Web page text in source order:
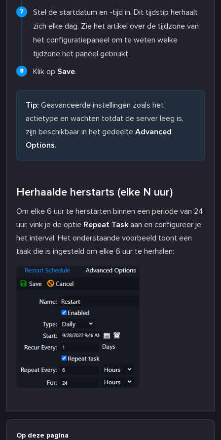
Stel de startdatum en -tijd in. Dit tijdstip herhaalt
zich elke dag. Zie het artikel over de tijdzone van
het configuratiepaneel om te weten welke
tijdzone het paneel gebruikt.
Klik op Save.
Tip: Geavanceerde instellingen zoals het
actietype en wachten totdat de server leeg is,
zijn beschikbaar in het gedeelte Advanced
Options.
Herhaalde herstarts (elke N uur)
Om elke 6 uur te herstarten binnen een periode van 24
uur, vink je de optie Repeat Task aan en configureer je
het interval. Het onderstaande voorbeeld toont een
taak die is ingesteld om elke 6 uur te herhalen:
Op deze pagina